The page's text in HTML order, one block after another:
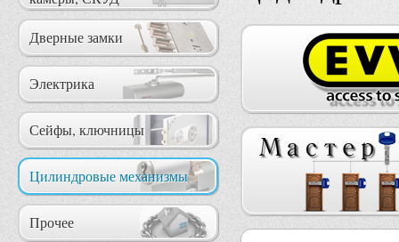
Дверные замки
Электрика
Сейфы, ключницы
Цилиндровые механизмы
Прочее